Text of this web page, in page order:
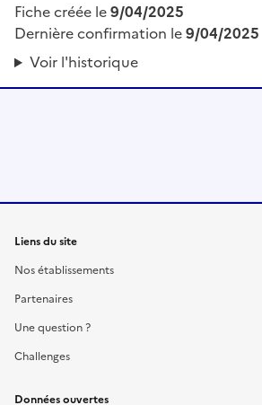
Fiche créée le9/04/2025
Dernière confirmation le9/04/2025
Voir l'historique
Liens du site
Nos établissements
Partenaires
Une question ?
Challenges
Données ouvertes